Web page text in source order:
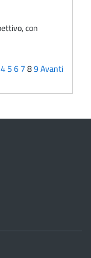
con
456789Avanti